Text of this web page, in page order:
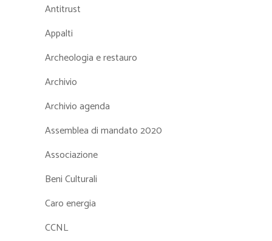
Antitrust
Appalti
Archeologia e restauro
Archivio
Archivio agenda
Assemblea di mandato 2020
Associazione
Beni Culturali
Caro energia
CCNL